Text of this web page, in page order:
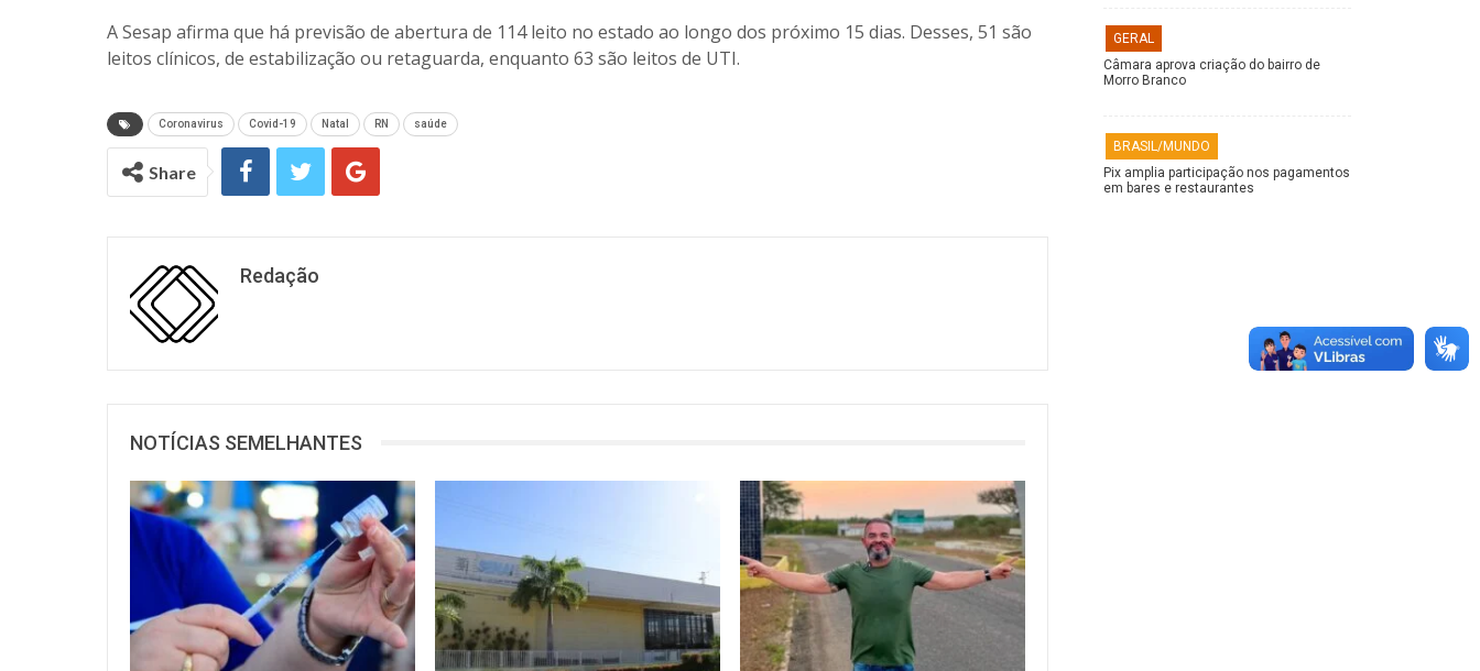
A Sesap afirma que há previsão de abertura de 114 leito no estado ao longo dos próximo 15 dias. Desses, 51 são
leitos clínicos, de estabilização ou retaguarda, enquanto 63 são leitos de UTI.
Coronavirus Covid-19 Natal RN saúde
Share
Redação
NOTÍCIAS SEMELHANTES
GERAL
Câmara aprova criação do bairro de
Morro Branco
BRASIL/MUNDO
Pix amplia participação nos pagamentos
em bares e restaurantes